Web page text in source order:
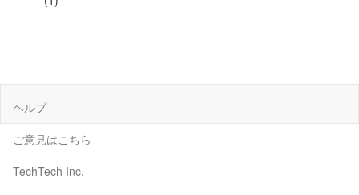
ヘルプ
ご意見はこちら
TechTech Inc.